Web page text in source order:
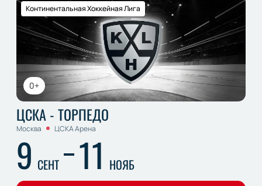
0+
Континентальная Хоккейная Лига
ЦСКА - ТОРПЕДО
Москва ЦСКА Арена
9 СЕНТ 11 НОЯБ